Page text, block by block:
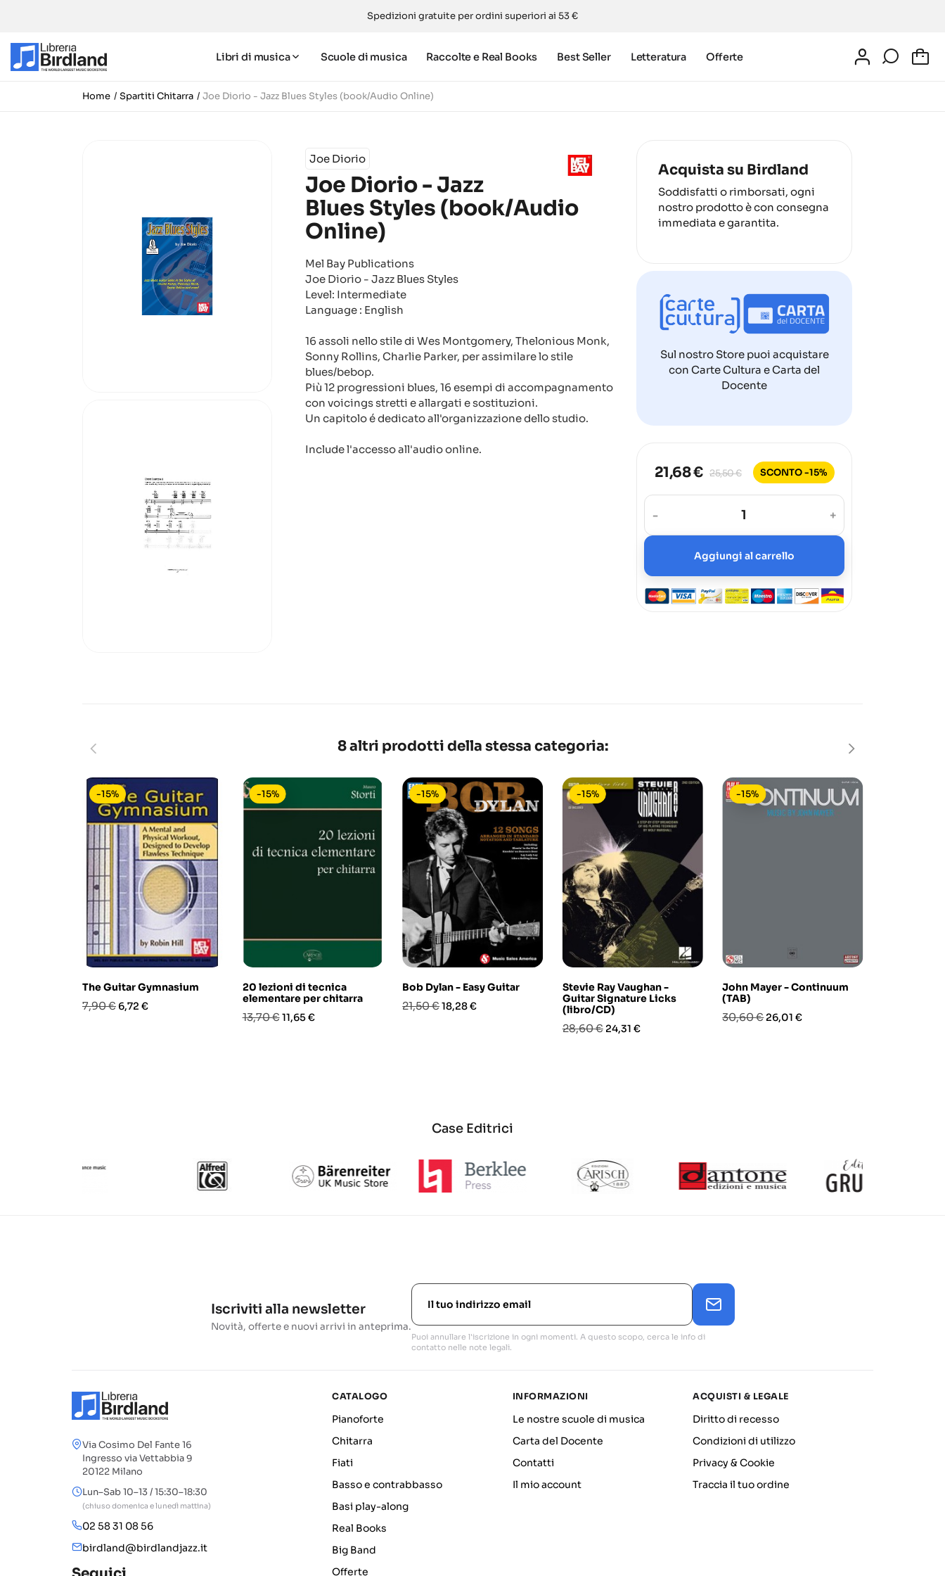
Spedizioni gratuite per ordini superiori ai 53 €
Libri di musica Scuole di musica Raccolte e Real Books Best Seller Letteratura Offerte
Home Spartiti Chitarra Joe Diorio - Jazz Blues Styles (book/Audio Online)
Joe Diorio
Joe Diorio - Jazz
Blues Styles (book/Audio
Online)
Mel Bay Publications
Joe Diorio - Jazz Blues Styles
Level: Intermediate
Language : English
16 assoli nello stile di Wes Montgomery, Thelonious Monk,
Sonny Rollins, Charlie Parker, per assimilare lo stile
blues/bebop.
Più 12 progressioni blues, 16 esempi di accompagnamento
con voicings stretti e allargati e sostituzioni.
Un capitolo é dedicato all'organizzazione dello studio.
Include l'accesso all'audio online.
Acquista su Birdland
Soddisfatti o rimborsati, ogni
nostro prodotto è con consegna
immediata e garantita.
Sul nostro Store puoi acquistare
con Carte Cultura e Carta del
Docente
21,68 € 25,50 € SCONTO -15%
- +
Aggiungi al carrello
8 altri prodotti della stessa categoria:
The Guitar Gymnasium
Prezzo
7,90 € Prezzo
6,72 €
-15%
20 lezioni di tecnica
elementare per chitarra
Prezzo
13,70 €Prezzo
11,65 €
-15%
Bob Dylan - Easy Guitar
Prezzo
21,50 €Prezzo
18,28 €
-15%
Stevie Ray Vaughan -
Guitar Signature Licks
(libro/CD)
Prezzo
28,60 € Prezzo
24,31 €
-15%
John Mayer - Continuum
(TAB)
Prezzo
30,60 €Prezzo
26,01 €
-15%
Case Editrici
Iscriviti alla newsletter
Novità, offerte e nuovi arrivi in anteprima.
Puoi annullare l'iscrizione in ogni momenti. A questo scopo, cerca le info di
contatto nelle note legali.
Via Cosimo Del Fante 16
Ingresso via Vettabbia 9
20122 Milano
Lun–Sab 10–13 / 15:30–18:30
(chiuso domenica e lunedì mattina)
02 58 31 08 56
birdland@birdlandjazz.it
CATALOGO
Pianoforte
Chitarra
Fiati
Basso e contrabbasso
Basi play-along
Real Books
Big Band
Offerte
INFORMAZIONI
Le nostre scuole di musica
Carta del Docente
Contatti
Il mio account
ACQUISTI & LEGALE
Diritto di recesso
Condizioni di utilizzo
Privacy & Cookie
Traccia il tuo ordine